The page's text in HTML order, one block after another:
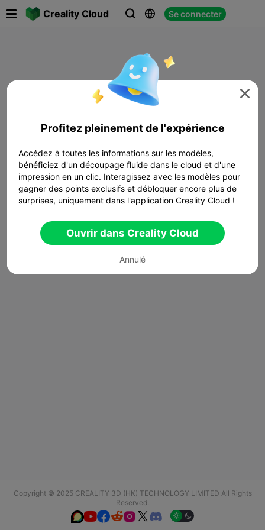
Creality Cloud   Se connecter
Copyright © 2025 CREALITY 3D (HK) TECHNOLOGY LIMITED All Rights
Reserved.
  

Profitez pleinement de l'expérience
Accédez à toutes les informations sur les modèles,
bénéficiez d'un découpage fluide dans le cloud et d'une
impression en un clic. Interagissez avec les modèles pour
gagner des points exclusifs et débloquer encore plus de
surprises, uniquement dans l'application Creality Cloud !
Ouvrir dans Creality Cloud
Annulé